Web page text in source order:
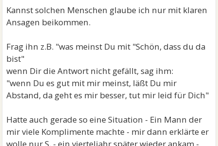
er nichts mehr für mich empfindet...
Ich weiß einfach nicht wie ich damit umgehen soll
Kaum eine halbe Stunde später hat er mir
geschrieben... "Schön, dass du da bist".
Ich weiß einfach nicht was ich davon halten soll und es
verletzt mich zunehmend...
Als ich ihm dann schrieb, dass ich es gerne nochmal
probieren wollte, bekam ich zur Antwort, dass er
keine Beziehung mehr will...
Kannst solchen Menschen glaube ich nur mit klaren
Ansagen beikommen.
Frag ihn z.B. "was meinst Du mit "Schön, dass du da
bist"
wenn Dir die Antwort nicht gefällt, sag ihm:
"wenn Du es gut mit mir meinst, läßt Du mir
Abstand, da geht es mir besser, tut mir leid für Dich"
Hatte auch gerade so eine Situation - Ein Mann der
mir viele Komplimente machte - mir dann erklärte er
wolle nur S. - ein vierteljahr später wieder ankam -